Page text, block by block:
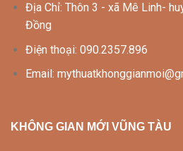
Địa Chỉ: Thôn 3 - xã Mê Linh-
Đồng
Điện thoại: 090.2357.896
Email:
KHÔNG GIAN MỚI VŨNG TÀU